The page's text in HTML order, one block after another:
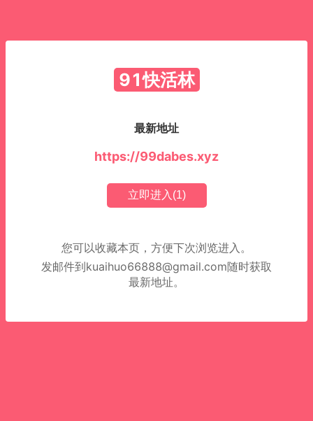
91快活林
最新地址
https://99dabes.xyz
立即进入(1)
您可以收藏本页，方便下次浏览进入。
发邮件到kuaihuo66888@gmail.com随时获取
最新地址。